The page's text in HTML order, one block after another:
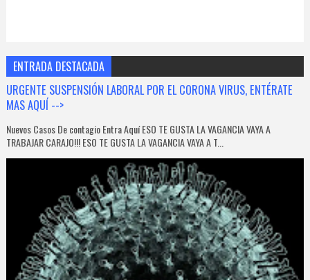
ENTRADA DESTACADA
URGENTE SUSPENSIÓN LABORAL POR EL CORONA VIRUS, ENTÉRATE
MAS AQUÍ -->
Nuevos Casos De contagio Entra Aquí ESO TE GUSTA LA VAGANCIA VAYA A
TRABAJAR CARAJO!!! ESO TE GUSTA LA VAGANCIA VAYA A T...